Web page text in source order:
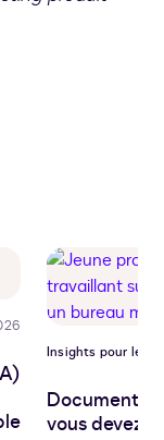
Insights pour les
Document
vous devez